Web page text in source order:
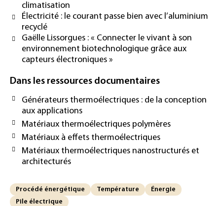
climatisation
Électricité : le courant passe bien avec l’aluminium
recyclé
Gaëlle Lissorgues : « Connecter le vivant à son
environnement biotechnologique grâce aux
capteurs électroniques »
Dans les ressources documentaires
Générateurs thermoélectriques : de la conception
aux applications
Matériaux thermoélectriques polymères
Matériaux à effets thermoélectriques
Matériaux thermoélectriques nanostructurés et
architecturés
Procédé énergétique Température
Énergie
Pile électrique